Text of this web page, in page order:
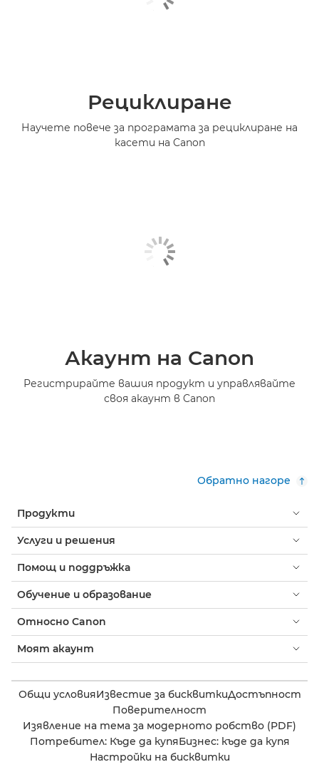
Рециклиране
Научете повече за програмата за рециклиране на
касети на Canon
Акаунт на Canon
Регистрирайте вашия продукт и управлявайте
своя акаунт в Canon
Обратно нагоре
Продукти
Услуги и решения
Помощ и поддръжка
Обучение и образование
Относно Canon
Моят акаунт
Общи условияИзвестие за бисквиткиДостъпност
Поверителност
Изявление на тема за модерното робство (PDF)
Потребител: Къде да купяБизнес: къде да купя
Настройки на бисквитки